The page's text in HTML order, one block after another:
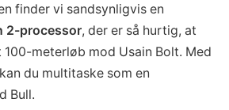
finder vi sandsynligvis en
2-processor, der er så hurtig, at
100-meterløb mod Usain Bolt. Med
kan du multitaske som en
Bull.